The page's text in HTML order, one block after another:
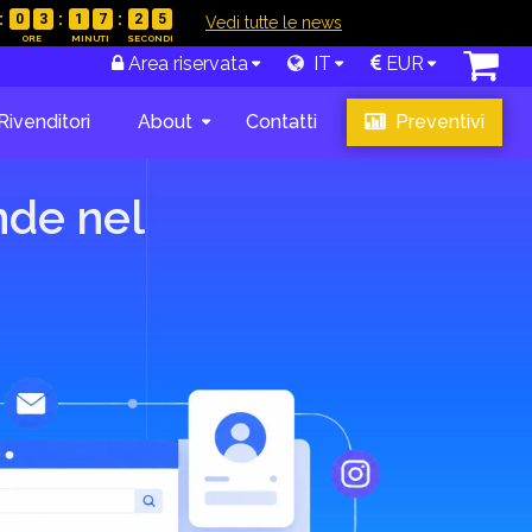
0 3 1 7 2 4 Vedi tutte le news
Area riservata IT EUR
About Contatti Preventivi
,
nel